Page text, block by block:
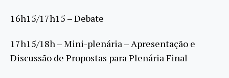
16h15/17h15 – Debate
17h15/18h – Mini-plenária – Apresentação e
Discussão de Propostas para Plenária Final